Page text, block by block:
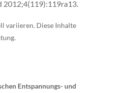
2012;4(119):119ra13.
variieren. Diese Inhalte
Entspannungs- und